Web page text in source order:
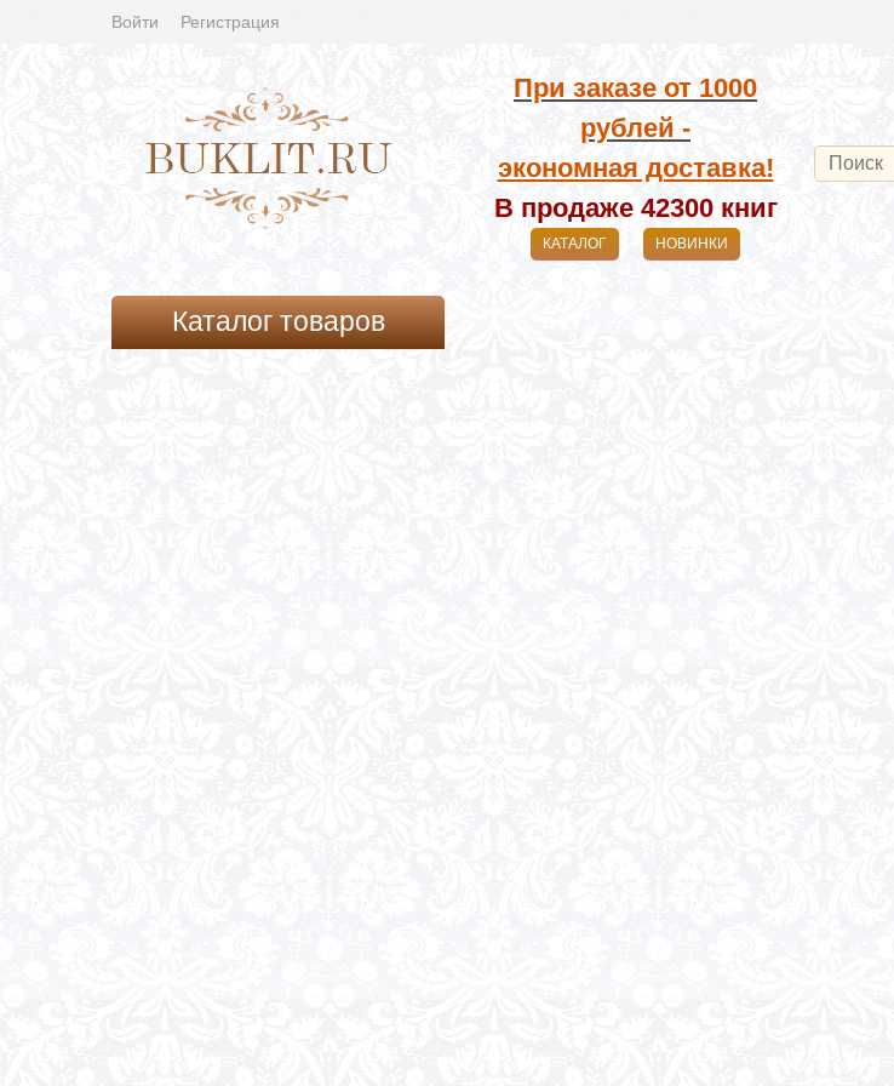
Войти Регистрация
При заказе от 1000
рублей -
экономная доставка!
В продаже 42300 книг
КАТАЛОГ НОВИНКИ
Каталог товаров